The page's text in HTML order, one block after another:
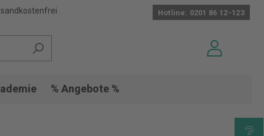
Hotline: 0201 86 12-123
% Angebote %